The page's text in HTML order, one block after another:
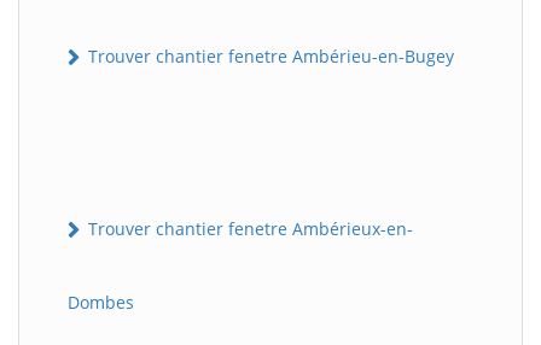
Trouver chantier fenetre Ambérieu-en-Bugey
Trouver chantier fenetre Ambérieux-en-
Dombes